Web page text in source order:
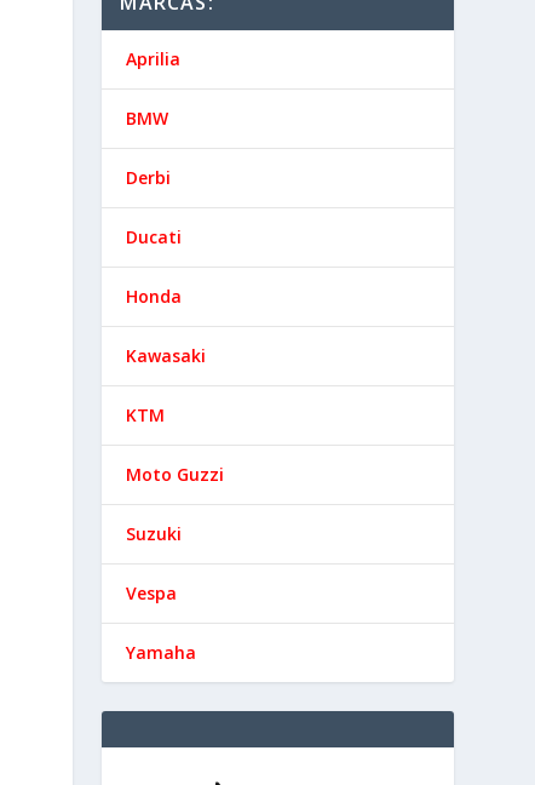
Aprilia
BMW
Derbi
Ducati
Honda
Kawasaki
KTM
Moto Guzzi
Suzuki
Vespa
Yamaha